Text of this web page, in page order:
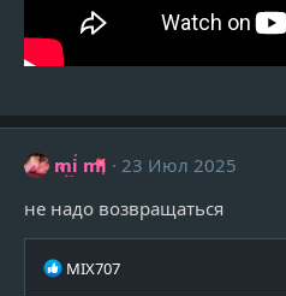
mi mi
23 Июл 2025
не надо возвращаться
Р
MIX707